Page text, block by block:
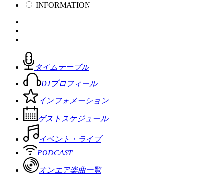
INFORMATION
タイムテーブル
DJプロフィール
インフォメーション
ゲストスケジュール
イベント・ライブ
PODCAST
オンエア楽曲一覧